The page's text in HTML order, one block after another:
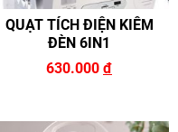
QUẠT TÍCH ĐIỆN KIÊM
ĐÈN 6IN1
630.000 đ